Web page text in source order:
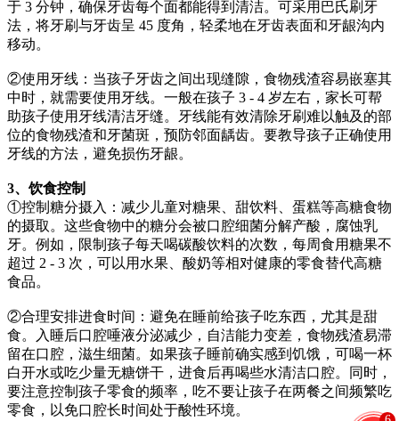
于 3 分钟，确保牙齿每个面都能得到清洁。可采用巴氏刷牙
法，将牙刷与牙齿呈 45 度角，轻柔地在牙齿表面和牙龈沟内
移动。
②使用牙线：当孩子牙齿之间出现缝隙，食物残渣容易嵌塞其
中时，就需要使用牙线。一般在孩子 3 - 4 岁左右，家长可帮
助孩子使用牙线清洁牙缝。牙线能有效清除牙刷难以触及的部
位的食物残渣和牙菌斑，预防邻面龋齿。要教导孩子正确使用
牙线的方法，避免损伤牙龈。
3、饮食控制
①控制糖分摄入：减少儿童对糖果、甜饮料、蛋糕等高糖食物
的摄取。这些食物中的糖分会被口腔细菌分解产酸，腐蚀乳
牙。例如，限制孩子每天喝碳酸饮料的次数，每周食用糖果不
超过 2 - 3 次，可以用水果、酸奶等相对健康的零食替代高糖
食品。
②合理安排进食时间：避免在睡前给孩子吃东西，尤其是甜
食。入睡后口腔唾液分泌减少，自洁能力变差，食物残渣易滞
留在口腔，滋生细菌。如果孩子睡前确实感到饥饿，可喝一杯
白开水或吃少量无糖饼干，进食后再喝些水清洁口腔。同时，
要注意控制孩子零食的频率，吃不要让孩子在两餐之间频繁吃
零食，以免口腔长时间处于酸性环境。